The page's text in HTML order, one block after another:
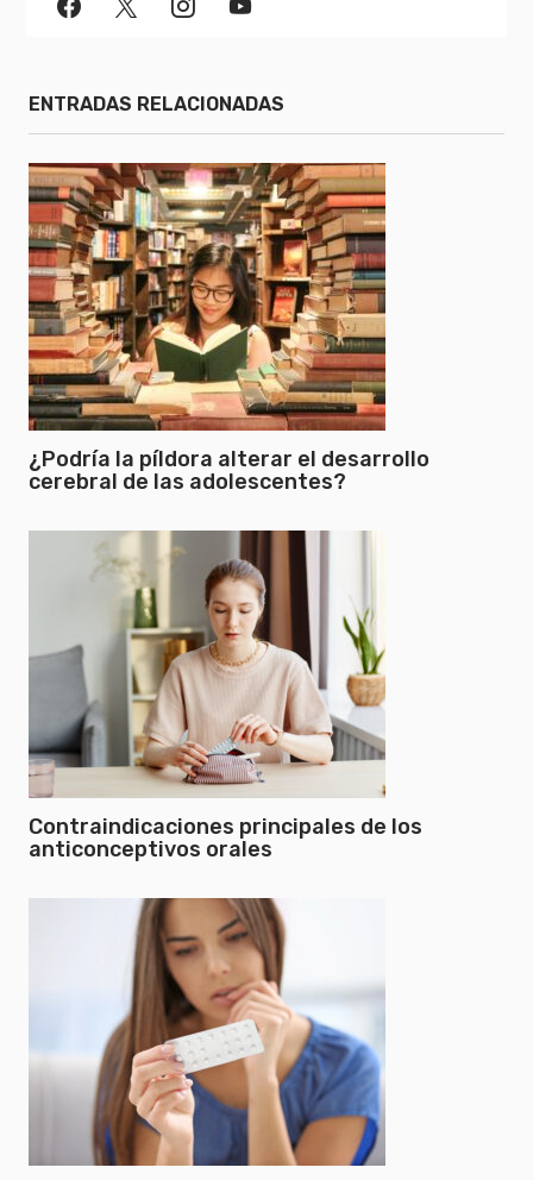
ENTRADAS RELACIONADAS
¿Podría la píldora alterar el desarrollo
cerebral de las adolescentes?
Contraindicaciones principales de los
anticonceptivos orales